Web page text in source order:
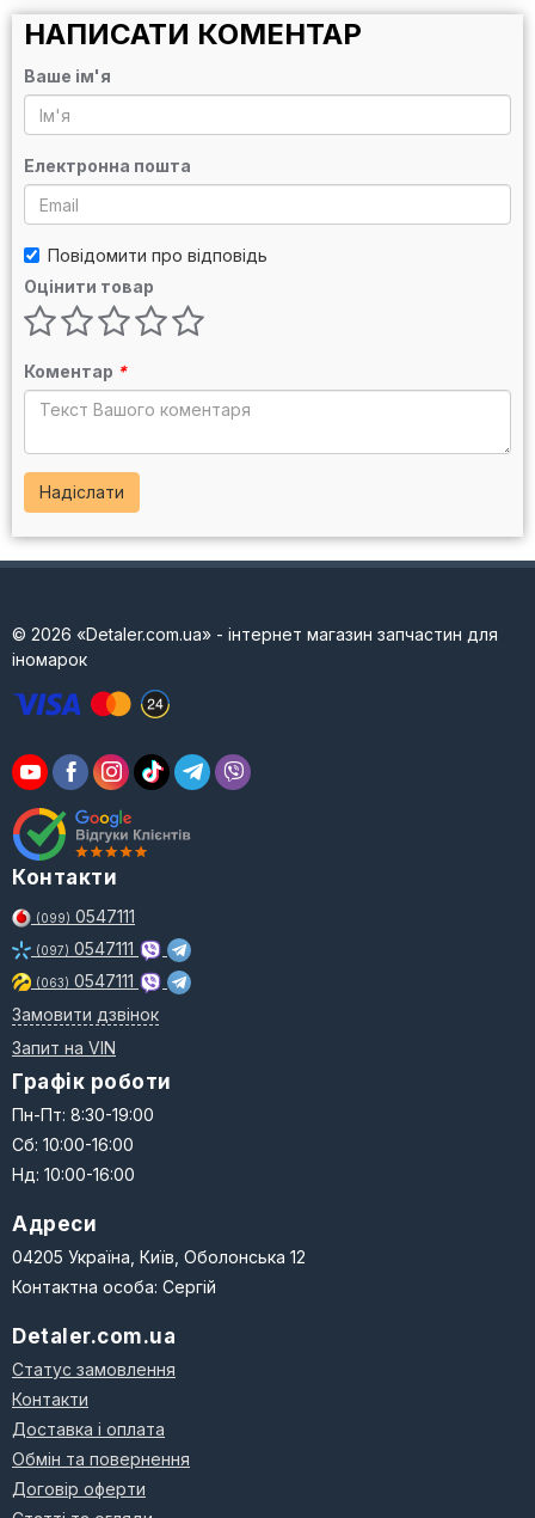
НАПИСАТИ КОМЕНТАР
Ваше ім'я
Електронна пошта
Повідомити про відповідь
Оцінити товар
Коментар *
Надіслати
© 2026 «Detaler.com.ua» - інтернет магазин запчастин для
іномарок
Контакти
(099) 0547111
(097) 0547111
(063) 0547111
Замовити дзвінок
Запит на VIN
Графік роботи
Пн-Пт: 8:30-19:00
Сб: 10:00-16:00
Нд: 10:00-16:00
Адреси
04205 Україна, Київ, Оболонська 12
Контактна особа: Сергій
Detaler.com.ua
Статус замовлення
Контакти
Доставка і оплата
Обмін та повернення
Договір оферти